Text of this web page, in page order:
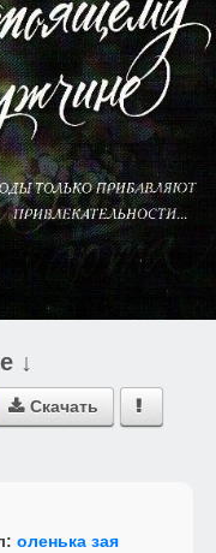
↓
 Скачать 
оленька зая